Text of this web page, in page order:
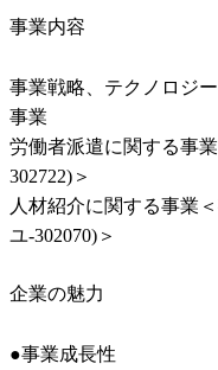
事業内容
事業戦略、テクノロジ
事業
労働者派遣に関する事
302722)＞
人材紹介に関する事業
ユ-302070)＞
企業の魅力
●事業成長性